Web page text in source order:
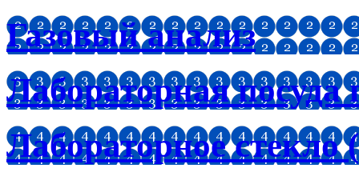
Газовый анализ
Лабораторная посуда
Лабораторное стекло